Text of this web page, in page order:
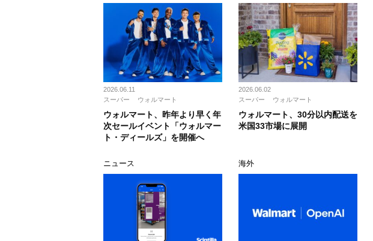
2026.06.11
スーパー
ウォルマート
ウォルマート、昨年より早く年
次セールイベント「ウォルマー
ト・ディールズ」を開催へ
2026.06.02
スーパー
ウォルマート
ウォルマート、30分以内配送を
米国33市場に展開
ニュース 海外